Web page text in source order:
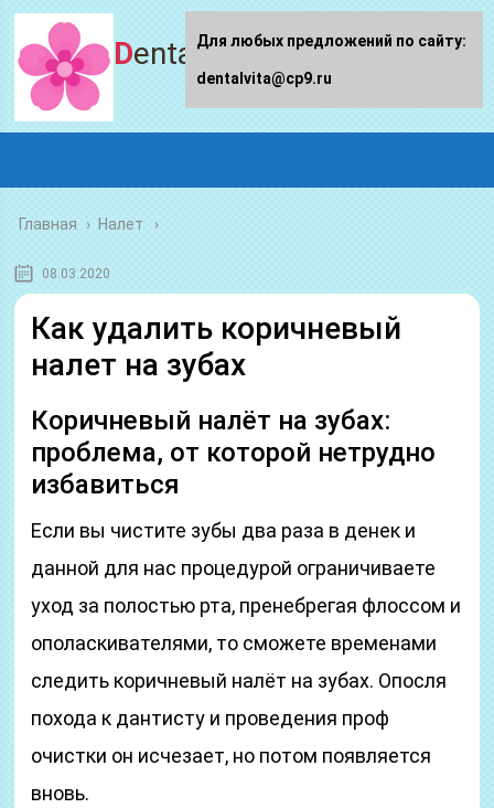
Dentalvita.ru
Главная › Налет
08.03.2020
Как удалить коричневый
налет на зубах
Коричневый налёт на зубах:
проблема, от которой нетрудно
избавиться
Если вы чистите зубы два раза в денек и
данной для нас процедурой ограничиваете
уход за полостью рта, пренебрегая флоссом и
ополаскивателями, то сможете временами
следить коричневый налёт на зубах. Опосля
похода к дантисту и проведения проф
очистки он исчезает, но потом появляется
вновь.
Для любых предложений по сайту:
dentalvita@cp9.ru